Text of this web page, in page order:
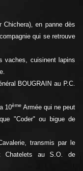
Chichera), en panne dès
qui se retrouve
vaches, cuisinent lapins
BOUGRAIN au P.C.
10ème Armée qui ne peut
"Coder" ou bigue de
transmis par le
Chatelets au S.O. de